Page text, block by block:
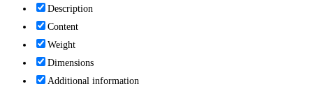
Description
Content
Weight
Dimensions
Additional information